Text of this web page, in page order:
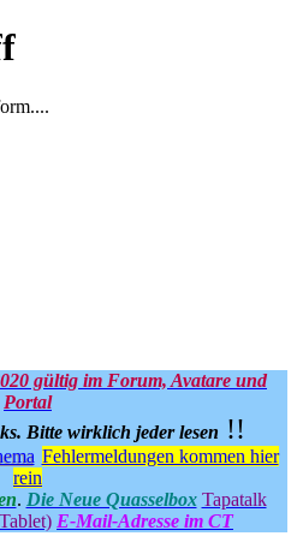
gültig im Forum, Avatare und
Portal
Bitte wirklich jeder lesen !!
Fehlermeldungen kommen hier
rein
. Die Neue Quasselbox Tapatalk
E-Mail-Adresse im CT